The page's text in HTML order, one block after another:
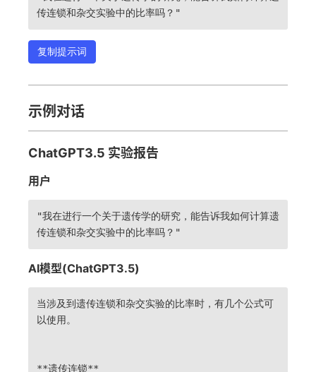
传连锁和杂交实验中的比率吗？"
复制提示词
示例对话
ChatGPT3.5 实验报告
用户
"我在进行一个关于遗传学的研究，能告诉我如何计算遗
传连锁和杂交实验中的比率吗？"
AI模型(ChatGPT3.5)
当涉及到遗传连锁和杂交实验的比率时，有几个公式可
以使用。
**遗传连锁**